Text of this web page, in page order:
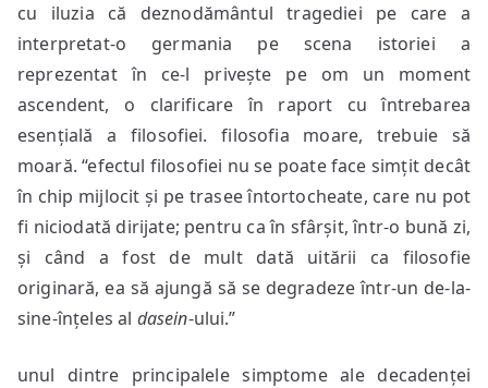
cu iluzia că deznodământul tragediei pe care a
interpretat-o germania pe scena istoriei a
reprezentat în ce-l privește pe om un moment
ascendent, o clarificare în raport cu întrebarea
esențială a filosofiei. filosofia moare, trebuie să
moară. “efectul filosofiei nu se poate face simțit decât
în chip mijlocit și pe trasee întortocheate, care nu pot
fi niciodată dirijate; pentru ca în sfârșit, într-o bună zi,
și când a fost de mult dată uitării ca filosofie
originară, ea să ajungă să se degradeze într-un de-la-
sine-înțeles al dasein-ului.”
unul dintre principalele simptome ale decadenței